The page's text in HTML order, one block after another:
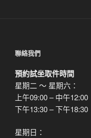
聯絡我們
預約試坐取件時間
星期二 ～ 星期六：
上午09:00 – 中午12:00
下午13:30 – 下午18:30
星期日：